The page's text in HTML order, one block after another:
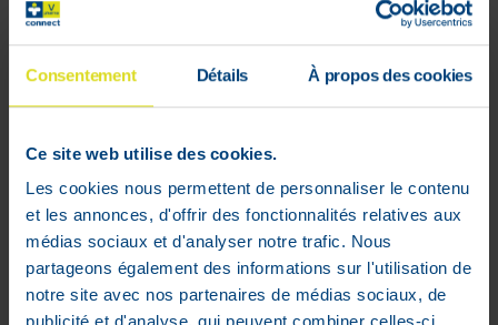
Consentement Détails À propos des cookies
Ce site web utilise des cookies.
Les cookies nous permettent de personnaliser le contenu
et les annonces, d'offrir des fonctionnalités relatives aux
médias sociaux et d'analyser notre trafic. Nous
partageons également des informations sur l'utilisation de
notre site avec nos partenaires de médias sociaux, de
Vitry Ciseau Moustache